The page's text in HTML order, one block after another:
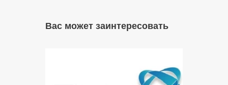
Вас может заинтересовать